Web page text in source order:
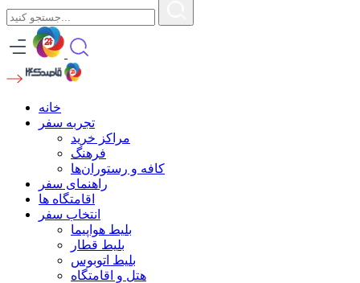
خانه
تجربه سفر
مراکز خرید
فرهنگ
کافه و رستوران‌ها
راهنمای سفر
اقامتگاه ها
انتخاب سفر
بلیط هواپیما
بلیط قطار
بلیط اتوبوس
هتل و اقامتگاه